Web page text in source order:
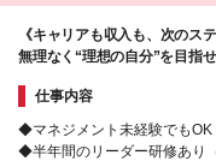
《キャリアも収入も、次のス
無理なく“理想の自分”を目指
仕事内容
◆マネジメント未経験でもOK
◆半年間のリーダー研修あり